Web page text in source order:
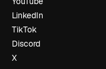
LinkedIn
TikTok
Discord
X